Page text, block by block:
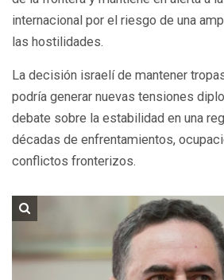
internacional por el riesgo de una
las hostilidades.
La decisión israelí de mantener
podría generar nuevas tensiones
debate sobre la estabilidad en una
décadas de enfrentamientos,
conflictos fronterizos.